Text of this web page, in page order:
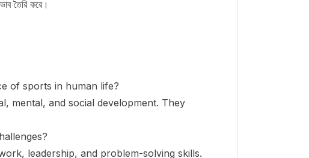
তৈরি করে।
of sports in human life?
mental, and social development. They
leadership, and problem-solving skills.